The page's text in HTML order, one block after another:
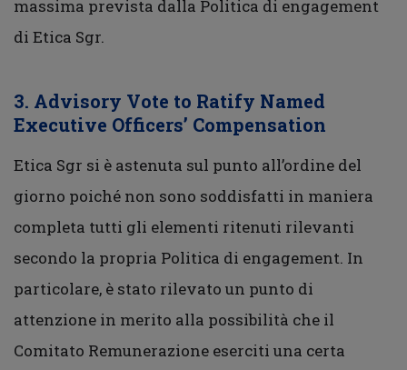
massima prevista dalla Politica di engagement
di Etica Sgr.
3. Advisory Vote to Ratify Named
Executive Officers’ Compensation
Etica Sgr si è astenuta sul punto all’ordine del
giorno poiché non sono soddisfatti in maniera
completa tutti gli elementi ritenuti rilevanti
secondo la propria Politica di engagement. In
particolare, è stato rilevato un punto di
attenzione in merito alla possibilità che il
Comitato Remunerazione eserciti una certa